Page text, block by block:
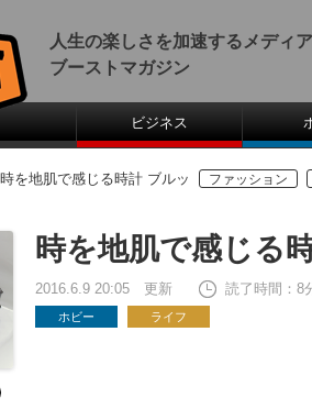
人生の楽しさを加速するメディア
ブーストマガジン
ビジネス
時を地肌で感じる時計 ブルッ ファッション
時を地肌で感じる
2016.6.9 20:05 更新 読了時間：8
ホビー ライフ